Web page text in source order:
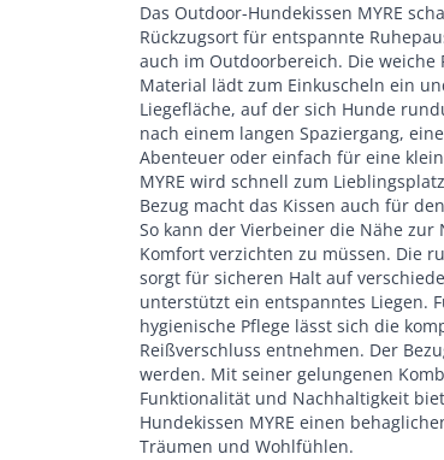
Das Outdoor-Hundekissen MYRE
Rückzugsort für entspannte
auch im Outdoorbereich. Die weiche
Material lädt zum Einkuscheln ein
Liegefläche, auf der sich Hunde
nach einem langen Spaziergang,
Abenteuer oder einfach für eine
MYRE wird schnell zum
Bezug macht das Kissen auch für
So kann der Vierbeiner die Nähe
Komfort verzichten zu müssen. Die
sorgt für sicheren Halt auf
unterstützt ein entspanntes Liegen.
hygienische Pflege lässt sich die
Reißverschluss entnehmen. Der
werden. Mit seiner gelungenen
Funktionalität und Nachhaltigkeit
Hundekissen MYRE einen
Träumen und Wohlfühlen.